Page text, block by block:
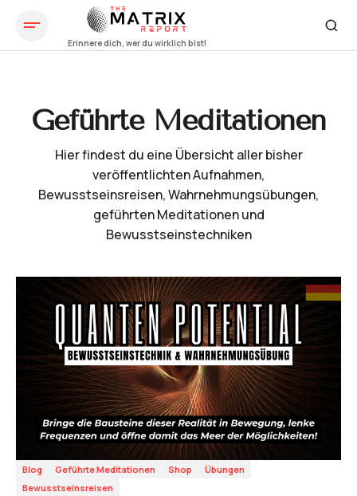
Geführte Meditationen
Hier findest du eine Übersicht aller bisher
veröffentlichten Aufnahmen,
Bewusstseinsreisen, Wahrnehmungsübungen,
geführten Meditationen und
Bewusstseinstechniken
Blog Geführte Meditationen Shop
Übungen
Bewusstseinsreisen